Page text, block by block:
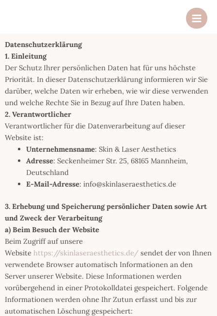
Main
Datenschutzerklärung
1. Einleitung
Der Schutz Ihrer persönlichen Daten hat für uns höchste
Priorität. In dieser Datenschutzerklärung informieren wir Sie
darüber, welche Daten wir erheben, wie wir diese verwenden
und welche Rechte Sie in Bezug auf Ihre Daten haben.
2. Verantwortlicher
Verantwortlicher für die Datenverarbeitung auf dieser
Website ist:
Unternehmensname: Skin & Laser Aesthetics
Adresse: Seckenheimer Str. 25, 68165 Mannheim,
Deutschland
E-Mail-Adresse: info@skinlaseraesthetics.de
3. Erhebung und Speicherung persönlicher Daten sowie Art
und Zweck der Verarbeitung
a) Beim Besuch der Website
Beim Zugriff auf unsere
Website https://skinlaseraesthetics.de/ sendet der von Ihnen
verwendete Browser automatisch Informationen an den
Server unserer Website. Diese Informationen werden
vorübergehend in einer Protokolldatei gespeichert. Folgende
Informationen werden ohne Ihr Zutun erfasst und bis zur
automatischen Löschung gespeichert: